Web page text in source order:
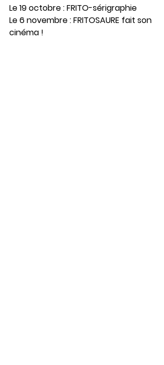
Le 19 octobre : FRITO-sérigraphie
Le 6 novembre : FRITOSAURE fait son
cinéma !